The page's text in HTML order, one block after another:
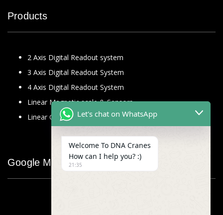
Products
2 Axis Digital Readout system
3 Axis Digital Readout System
4 Axis Digital Readout System
Linear Magnetic scale & Sensors
Linear Glass Scale
Google Map
Let's chat on WhatsApp
Welcome To DNA Cranes
How can I help you? :)
21:35